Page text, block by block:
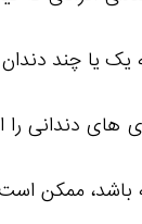
یا چند دندان
های دندانی
ممکن